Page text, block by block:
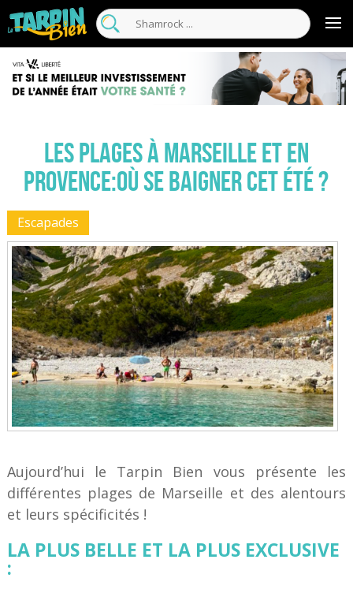
Les plages à Marseille et en
Provence:Où se baigner cet été ?
Escapades
Aujourd’hui le Tarpin Bien vous présente les
différentes plages de Marseille et des alentours
et leurs spécificités !
LA PLUS BELLE ET LA PLUS EXCLUSIVE
: